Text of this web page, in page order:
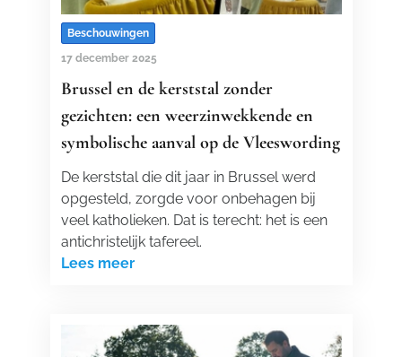
Beschouwingen
17 december 2025
Brussel en de kerststal zonder
gezichten: een weerzinwekkende en
symbolische aanval op de Vleeswording
De kerststal die dit jaar in Brussel werd
opgesteld, zorgde voor onbehagen bij
veel katholieken. Dat is terecht: het is een
antichristelijk tafereel.
Lees meer